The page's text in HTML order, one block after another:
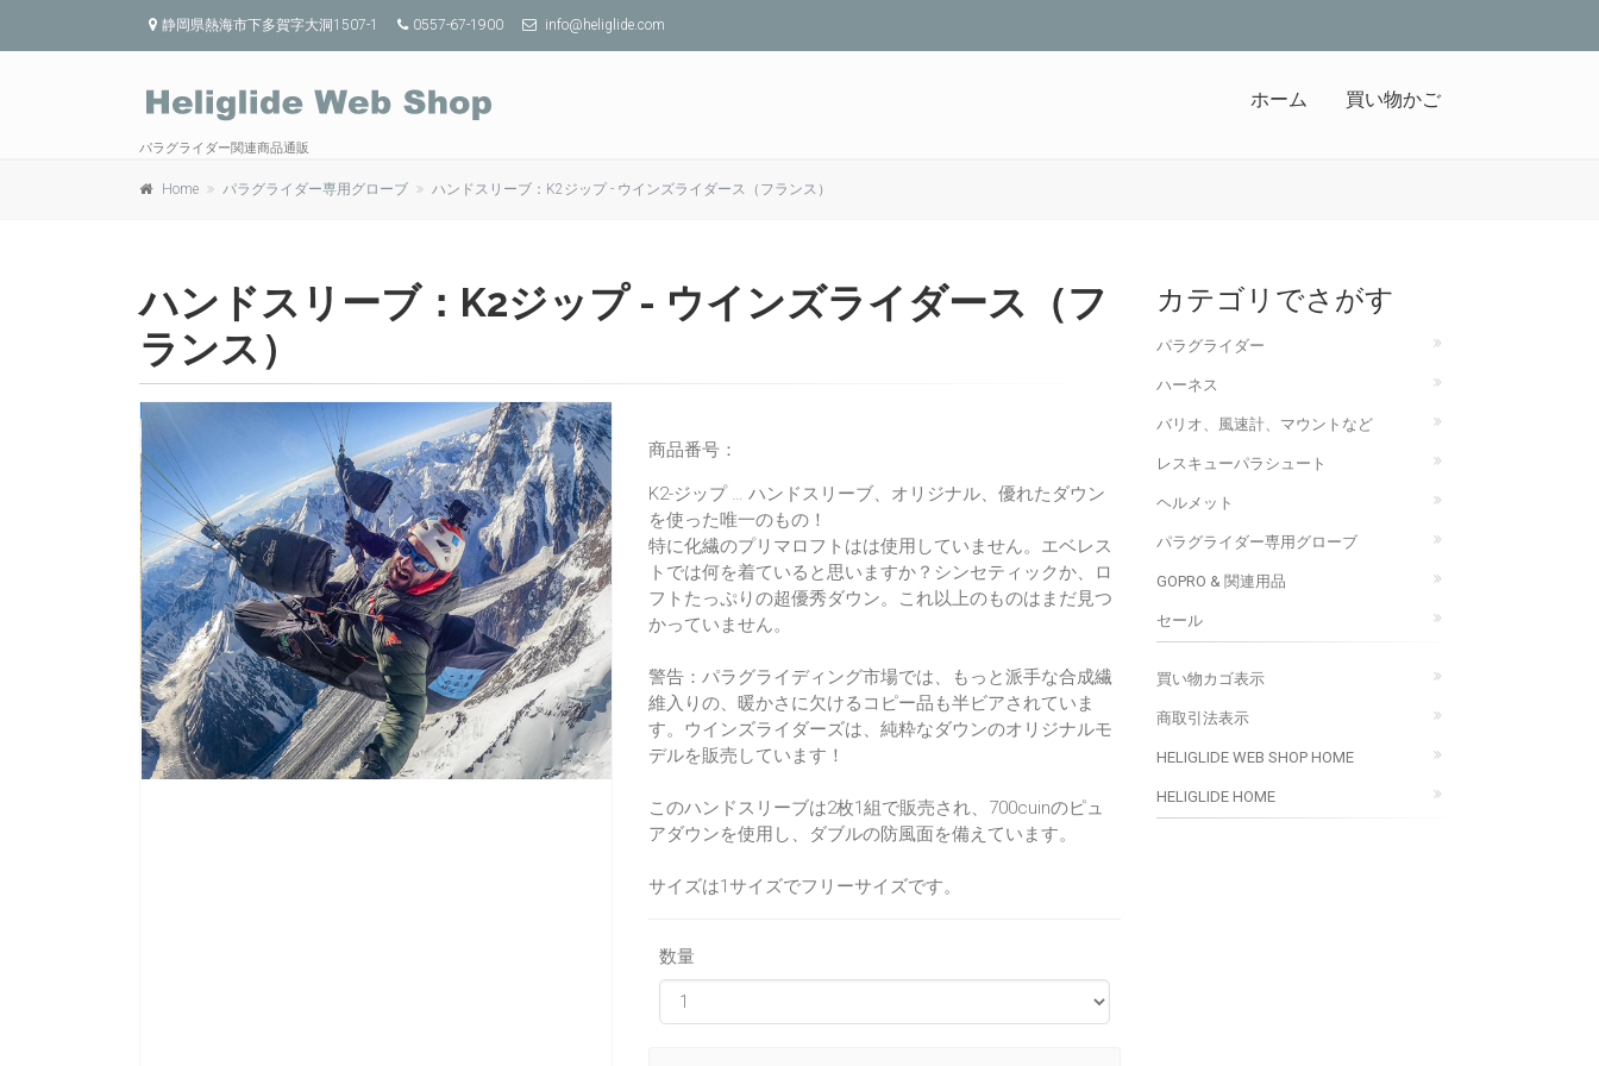
静岡県熱海市下多賀字大洞1507-1 0557-67-1900 info@heliglide.com
パラグライダー関連商品通販
ホーム 買い物かご
Home パラグライダー専用グローブ ハンドスリーブ：K2ジップ - ウインズライダース（フランス）
ハンドスリーブ：K2ジップ - ウインズライダース（フ
ランス）
商品番号：
K2-ジップ … ハンドスリーブ、オリジナル、優れたダウン
を使った唯一のもの！
特に化繊のプリマロフトはは使用していません。エベレス
トでは何を着ていると思いますか？シンセティックか、ロ
フトたっぷりの超優秀ダウン。これ以上のものはまだ見つ
かっていません。
警告：パラグライディング市場では、もっと派手な合成繊
維入りの、暖かさに欠けるコピー品も半ビアされていま
す。ウインズライダーズは、純粋なダウンのオリジナルモ
デルを販売しています！
このハンドスリーブは2枚1組で販売され、700cuinのピュ
アダウンを使用し、ダブルの防風面を備えています。
サイズは1サイズでフリーサイズです。
数量
カテゴリでさがす
パラグライダー
ハーネス
バリオ、風速計、マウントなど
レスキューパラシュート
ヘルメット
パラグライダー専用グローブ
GOPRO & 関連用品
セール
買い物カゴ表示
商取引法表示
HELIGLIDE WEB SHOP HOME
HELIGLIDE HOME